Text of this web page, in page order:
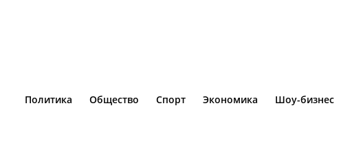
Политика Общество Спорт Экономика Шоу-бизнес